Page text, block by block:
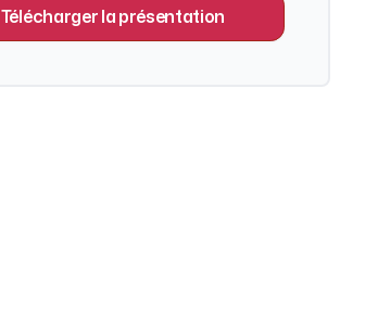
Télécharger la présentation